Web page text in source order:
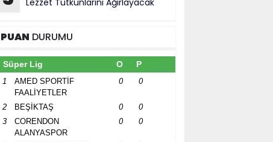
Lezzet Tutkunlarını Ağırlayacak
PUAN DURUMU
Süper Lig O P
1
AMED SPORTİF
FAALİYETLER
0 0
2 BEŞİKTAŞ 0
0
3
CORENDON
ALANYASPOR
0 0